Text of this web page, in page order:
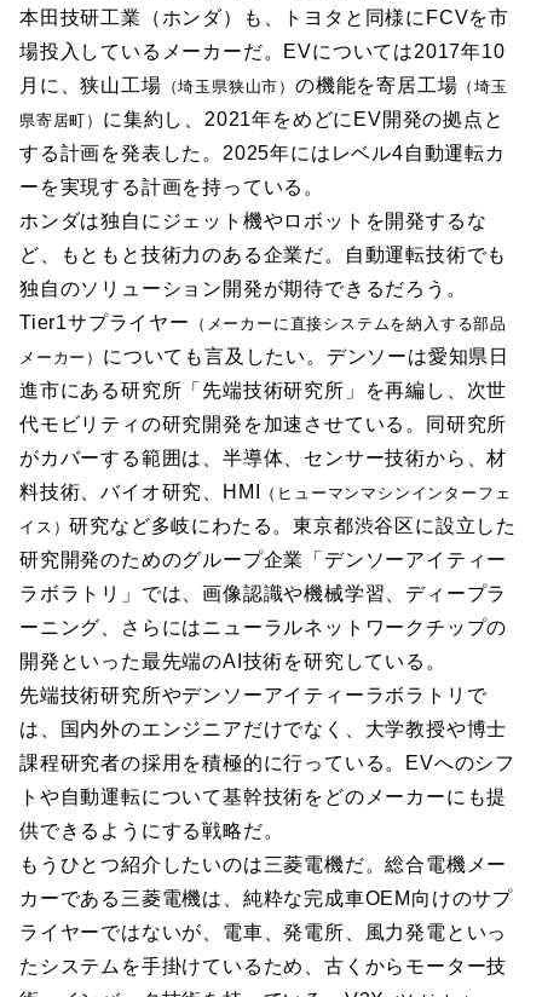
本田技研工業（ホンダ）も、トヨタと同様にFCVを市
場投入しているメーカーだ。EVについては2017年10
月に、狭山工場 （埼玉県狭山市）の機能を寄居工場 （埼玉
県寄居町） に集約し、2021年をめどにEV開発の拠点と
する計画を発表した。2025年にはレベル4自動運転カ
ーを実現する計画を持っている。
ホンダは独自にジェット機やロボットを開発するな
ど、もともと技術力のある企業だ。自動運転技術でも
独自のソリューション開発が期待できるだろう。
Tier1サプライヤー
（メーカーに直接システムを納入する部品
メーカー） についても言及したい。デンソーは愛知県日
進市にある研究所「先端技術研究所」を再編し、次世
代モビリティの研究開発を加速させている。同研究所
がカバーする範囲は、半導体、センサー技術から、材
料技術、バイオ研究、HMI
（ヒューマンマシンインターフェ
イス）研究など多岐にわたる。東京都渋谷区に設立した
研究開発のためのグループ企業「デンソーアイティー
ラボラトリ」では、画像認識や機械学習、ディープラ
ーニング、さらにはニューラルネットワークチップの
開発といった最先端のAI技術を研究している。
先端技術研究所やデンソーアイティーラボラトリで
は、国内外のエンジニアだけでなく、大学教授や博士
課程研究者の採用を積極的に行っている。EVへのシフ
トや自動運転について基幹技術をどのメーカーにも提
供できるようにする戦略だ。
もうひとつ紹介したいのは三菱電機だ。総合電機メー
カーである三菱電機は、純粋な完成車OEM向けのサプ
ライヤーではないが、電車、発電所、風力発電といっ
たシステムを手掛けているため、古くからモーター技